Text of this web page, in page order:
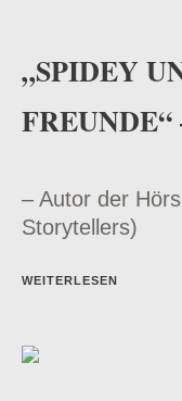
„SPIDEY
– Autor der
Storytellers)
WEITERLESEN